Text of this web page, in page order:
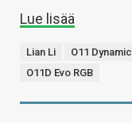
Lue lisää
Lian Li O11 Dynamic
O11D Evo RGB